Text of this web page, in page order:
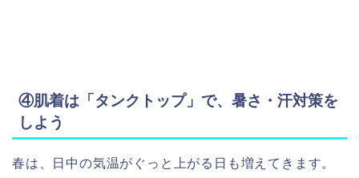
④肌着は「タンクトップ」で、暑さ・汗対策を
しよう
春は、日中の気温がぐっと上がる日も増えてきます。